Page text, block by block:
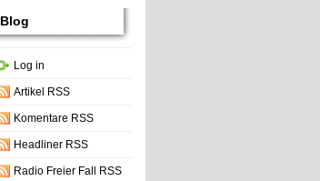
Blog
Log in
Artikel RSS
Komentare RSS
Headliner RSS
Radio Freier Fall RSS